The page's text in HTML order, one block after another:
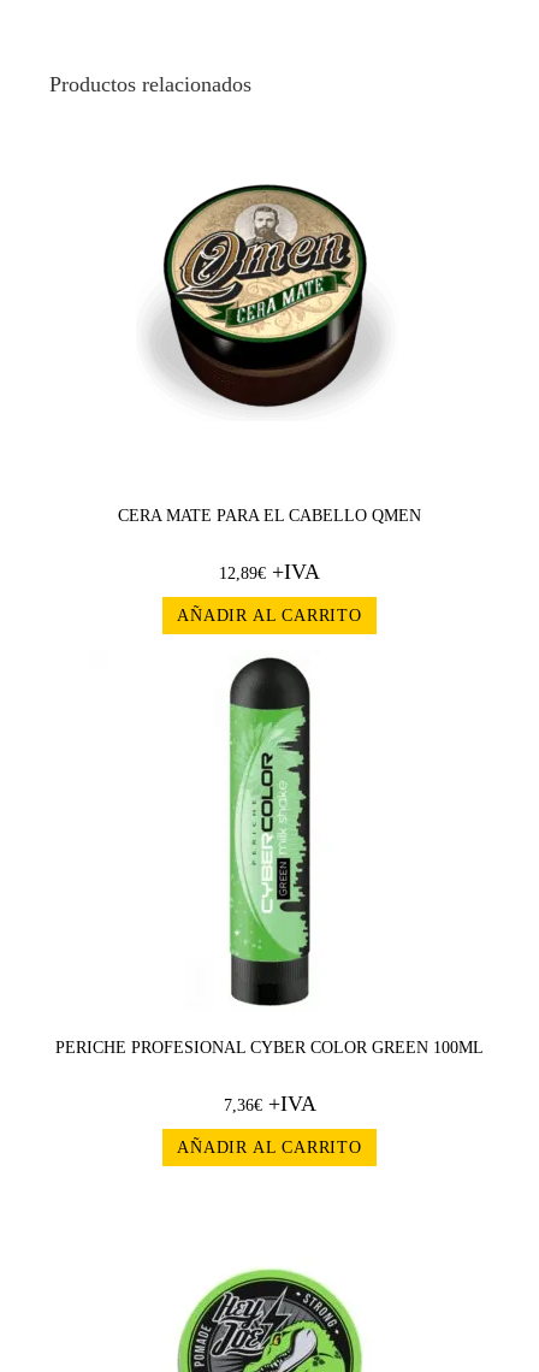
Productos relacionados
CERA MATE PARA EL CABELLO QMEN
12,89€ +IVA
AÑADIR AL CARRITO
PERICHE PROFESIONAL CYBER COLOR GREEN 100ML
7,36€+IVA
AÑADIR AL CARRITO